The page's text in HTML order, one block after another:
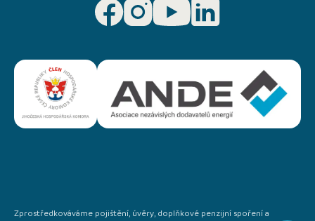
Zprostředkováváme pojištění, úvěry, doplňkové penzijní spoření a